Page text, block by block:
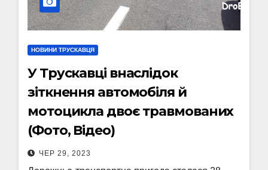
НОВИНИ ТРУСКАВЦЯ
У Трускавці внаслідок
зіткнення автомобіля й
мотоцикла двоє травмованих
(Фото, Відео)
ЧЕР 29, 2023